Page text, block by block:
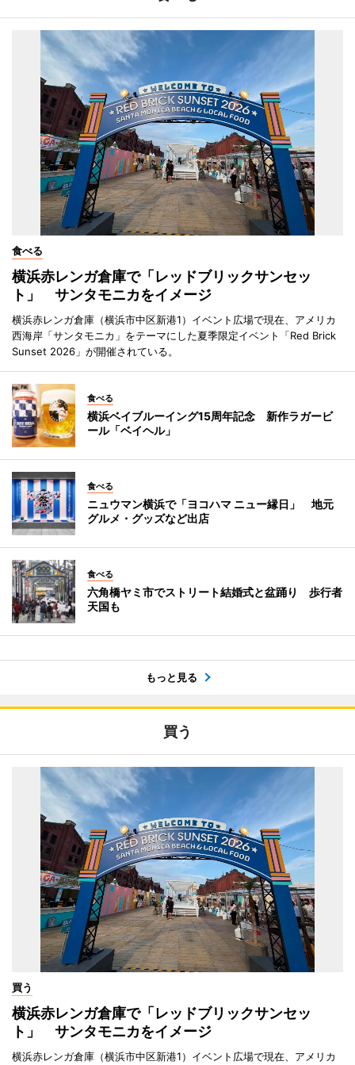
食べる
横浜赤レンガ倉庫で「レッドブリックサンセッ
ト」 サンタモニカをイメージ
横浜赤レンガ倉庫（横浜市中区新港1）イベント広場で現在、アメリカ
西海岸「サンタモニカ」をテーマにした夏季限定イベント「Red Brick
Sunset 2026」が開催されている。
食べる
横浜ベイブルーイング15周年記念 新作ラガービ
ール「ベイヘル」
食べる
ニュウマン横浜で「ヨコハマ ニュー縁日」 地元
グルメ・グッズなど出店
食べる
六角橋ヤミ市でストリート結婚式と盆踊り 歩行者
天国も
もっと見る
買う
買う
横浜赤レンガ倉庫で「レッドブリックサンセッ
ト」 サンタモニカをイメージ
横浜赤レンガ倉庫（横浜市中区新港1）イベント広場で現在、アメリカ